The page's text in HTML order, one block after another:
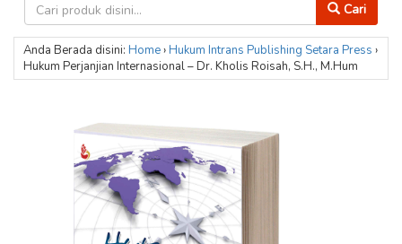
Cari
Anda Berada disini: Home›Hukum Intrans Publishing Setara Press ›
Hukum Perjanjian Internasional – Dr. Kholis Roisah, S.H., M.Hum